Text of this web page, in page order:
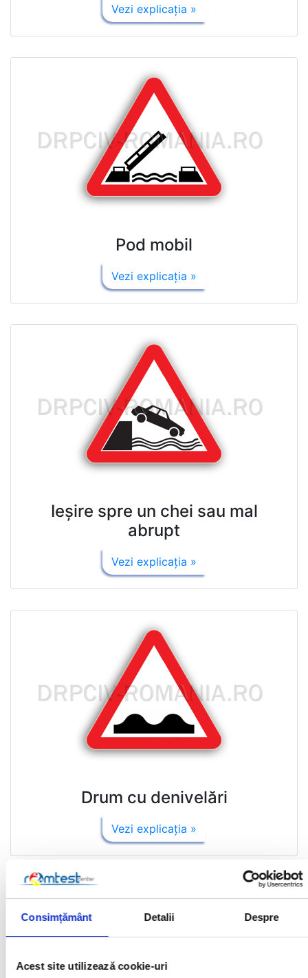
Consimțământ Detalii Despre
Acest site utilizează cookie-uri
Vezi explicaţia »
Pod mobil
Vezi explicaţia »
Ieşire spre un chei sau mal
abrupt
Vezi explicaţia »
Drum cu denivelări
Vezi explicaţia »